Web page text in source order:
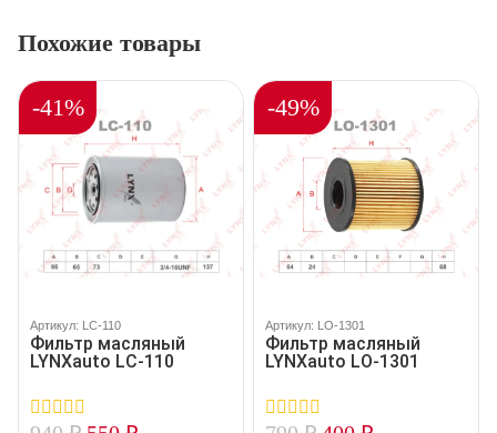
Похожие товары
-41%
Артикул: LC-110
Фильтр масляный
LYNXauto LC-110
-49%
Артикул: LO-1301
Фильтр масляный
LYNXauto LO-1301